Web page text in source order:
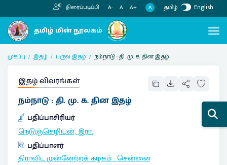
திரைப்படிப்பி A- A A+ A தமிழ் English
முகப்பு இதழ் பருவ இதழ் நம்நாடு : தி. மு. க. தின இதழ்
இதழ் விவரங்கள்
நம்நாடு : தி. மு. க. தின இதழ்
பதிப்பாசிரியர்
நெடுஞ்செழியன், இரா.
பதிப்பாளர்
திராவிட முன்னேற்றக் கழகம்:சென்னை